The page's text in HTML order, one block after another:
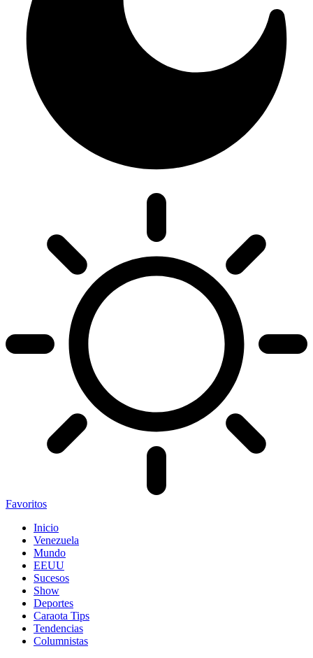
Favoritos
Inicio
Venezuela
Mundo
EEUU
Sucesos
Show
Deportes
Caraota Tips
Tendencias
Columnistas